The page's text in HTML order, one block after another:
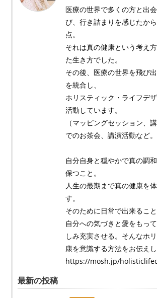
医療の世界で多くの方と出
び、行き詰まりを感じたか
点。
それは真の健康という考え
た生き方でした。
その後、医療の世界を飛び
を統合し、
ホリスティック・ライフデ
活動しています。
（マッピングセッション、
でのお茶会、講演活動など。
自分自身と穏やかで真の調
保つこと。
人生の最期まで真の健康を
す。
そのために日常で出来るこ
自分への気づきと愛をもっ
しみ充実させる。そんなホ
康を意識する方法をお伝えし
https://mosh.jp/
最新の投稿